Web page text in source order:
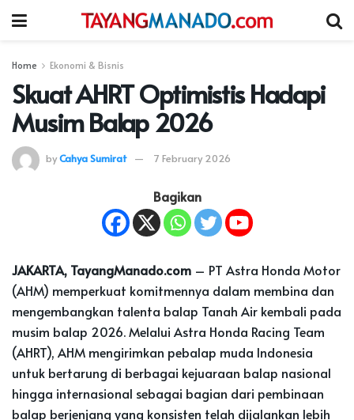
Home Ekonomi & Bisnis
Skuat AHRT Optimistis Hadapi
Musim Balap 2026
byCahya Sumirat 7 February 2026
Bagikan
JAKARTA, TayangManado.com – PT Astra Honda Motor
(AHM) memperkuat komitmennya dalam membina dan
mengembangkan talenta balap Tanah Air kembali pada
musim balap 2026. Melalui Astra Honda Racing Team
(AHRT), AHM mengirimkan pebalap muda Indonesia
untuk bertarung di berbagai kejuaraan balap nasional
hingga internasional sebagai bagian dari pembinaan
balap berjenjang yang konsisten telah dijalankan lebih